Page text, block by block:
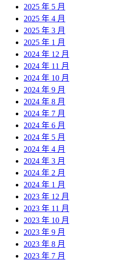
2025 年 5 月
2025 年 4 月
2025 年 3 月
2025 年 1 月
2024 年 12 月
2024 年 11 月
2024 年 10 月
2024 年 9 月
2024 年 8 月
2024 年 7 月
2024 年 6 月
2024 年 5 月
2024 年 4 月
2024 年 3 月
2024 年 2 月
2024 年 1 月
2023 年 12 月
2023 年 11 月
2023 年 10 月
2023 年 9 月
2023 年 8 月
2023 年 7 月